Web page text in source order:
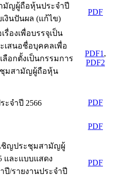
มัญผู้ถือหุ้นประจำปี
เงินปันผล (แก้ไข)
PDF
องเพื่อบรรจุเป็น
เสนอชื่อบุคคลเพื่อ
ลือกตั้งเป็นกรรมการ
ชุมสามัญผู้ถือหุ้น
PDF1 ,
PDF2
ะจำปี 2566 PDF
PDF
ชิญประชุมสามัญผู้
และแบบแสดง
ปี/รายงานประจำปี
PDF